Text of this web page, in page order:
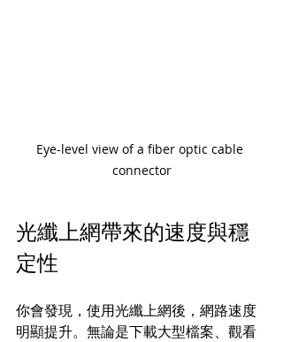
Eye-level view of a fiber optic cable
connector
光纖上網帶來的速度與穩
定性
你會發現，使用光纖上網後，網路速度
明顯提升。無論是下載大型檔案、觀看